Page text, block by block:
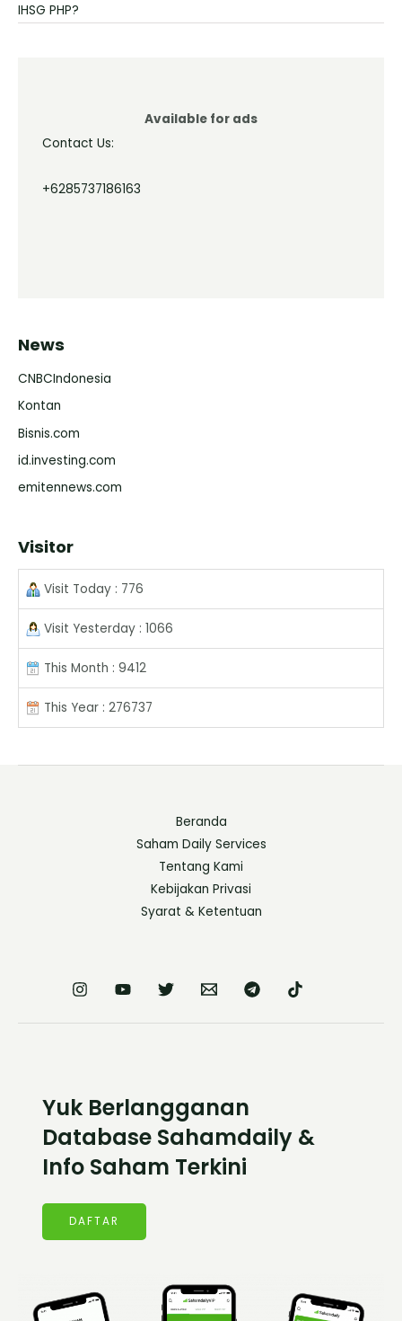
IHSG PHP?
Available for ads
Contact Us:
+6285737186163
News
CNBCIndonesia
Kontan
Bisnis.com
id.investing.com
emitennews.com
Visitor
Visit Today : 776
Visit Yesterday : 1066
This Month : 9412
This Year : 276737
Beranda
Saham Daily Services
Tentang Kami
Kebijakan Privasi
Syarat & Ketentuan
Yuk Berlangganan
Database Sahamdaily &
Info Saham Terkini
DAFTAR